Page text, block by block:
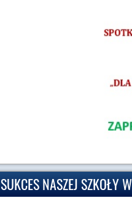
SUKCES NASZEJ SZKOŁY